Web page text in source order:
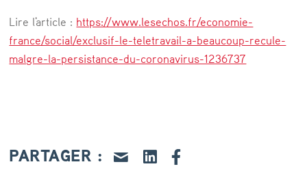
l
é
t
a
Lire l'article : https://www.lesechos.fr/economie-
france/social/exclusif-le-teletravail-a-beaucoup-recule-
malgre-la-persistance-du-coronavirus-1236737
PARTAGER :